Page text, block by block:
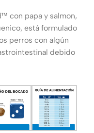
con papa y salmon,
está formulado
perros con algún
debido